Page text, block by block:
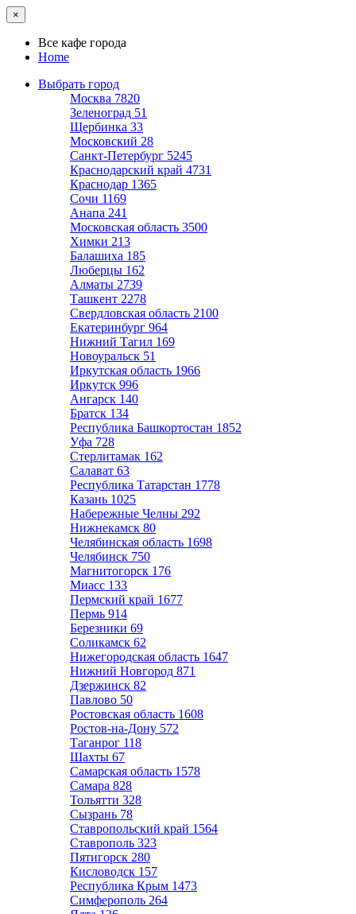
×
Все кафе города
Home
Выбрать город
Москва 7820
Зеленоград 51
Щербинка 33
Московский 28
Санкт-Петербург 5245
Краснодарский край 4731
Краснодар 1365
Сочи 1169
Анапа 241
Московская область 3500
Химки 213
Балашиха 185
Люберцы 162
Алматы 2739
Ташкент 2278
Свердловская область 2100
Екатеринбург 964
Нижний Тагил 169
Новоуральск 51
Иркутская область 1966
Иркутск 996
Ангарск 140
Братск 134
Республика Башкортостан 1852
Уфа 728
Стерлитамак 162
Салават 63
Республика Татарстан 1778
Казань 1025
Набережные Челны 292
Нижнекамск 80
Челябинская область 1698
Челябинск 750
Магнитогорск 176
Миасс 133
Пермский край 1677
Пермь 914
Березники 69
Соликамск 62
Нижегородская область 1647
Нижний Новгород 871
Дзержинск 82
Павлово 50
Ростовская область 1608
Ростов-на-Дону 572
Таганрог 118
Шахты 67
Самарская область 1578
Самара 828
Тольятти 328
Сызрань 78
Ставропольский край 1564
Ставрополь 323
Пятигорск 280
Кисловодск 157
Республика Крым 1473
Симферополь 264